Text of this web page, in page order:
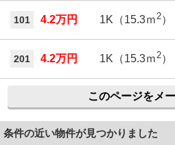
101 4.2万円 1K（15.3ｍ2）
201 4.2万円 1K（15.3ｍ2）
このページをメ
条件の近い物件が見つかりました